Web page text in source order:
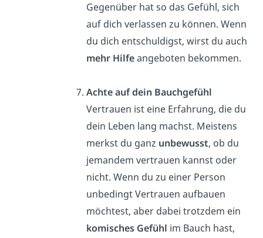
Gegenüber hat so das Gefühl, sich
auf dich verlassen zu können. Wenn
du dich entschuldigst, wirst du auch
mehr Hilfeangeboten bekommen.
Achte auf dein Bauchgefühl
Vertrauen ist eine Erfahrung, die du
dein Leben lang machst. Meistens
merkst du ganz unbewusst, ob du
jemandem vertrauen kannst oder
nicht. Wenn du zu einer Person
unbedingt Vertrauen aufbauen
möchtest, aber dabei trotzdem ein
komisches Gefühl im Bauch hast,